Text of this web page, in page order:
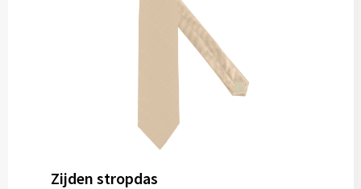
Zijden stropdas